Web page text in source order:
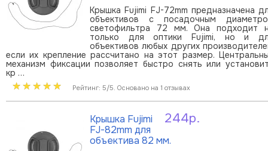
Крышка Fujimi FJ-72mm предназначена
объективов с посадочным
светофильтра 72 мм. Она подходит
только для оптики Fujimi, но и
объективов любых других
если их крепление рассчитано на этот размер.
механизм фиксации позволяет быстро снять или
кр …
Рейтинг: 5/5. Основано на 1 отзывах
244р.
Крышка Fujimi
FJ-82mm для
объектива 82 мм.